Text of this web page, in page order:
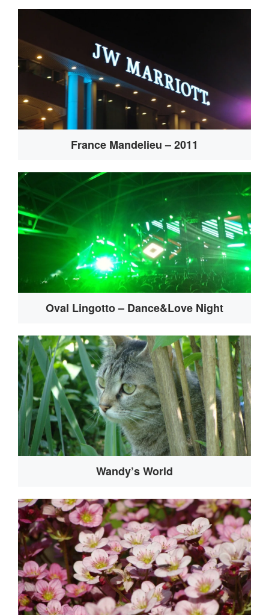
France Mandelieu – 2011
Oval Lingotto – Dance&Love Night
Wandy’s World